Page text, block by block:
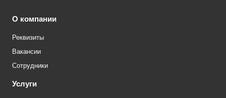
О компании
Реквизиты
Вакансии
Сотрудники
Услуги